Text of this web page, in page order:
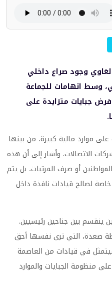
وجود صراع داخلي
وسط اتهامات للجماعة
جبايات متزايدة على
موارد مالية كبيرة، من بينها
الاتصالات. وأشار إلى أن هذه
أو صرف المرتبات، بل يتم
لصالح قيادات نافذة داخل
ينقسم بين جناحين رئيسيين.
صعدة، التي ترى نفسها أحق
فيتمثل في قيادات من العاصمة
منظومة الجبايات والموارد